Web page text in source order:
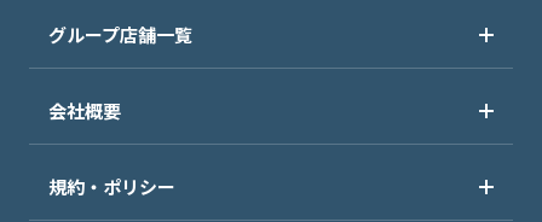
グループ店舗一覧
会社概要
規約・ポリシー